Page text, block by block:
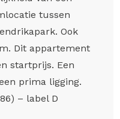
tussen
Ook
Dit appartement
startprijs. Een
prima ligging.
– label D